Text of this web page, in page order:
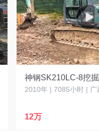
神钢SK210LC-8挖
2010年 | 7085小时 | 广
12万